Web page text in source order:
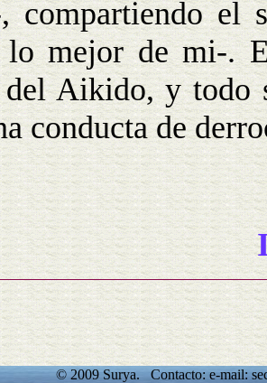
compartiendo el
mejor de mi-.
Aikido, y todo
conducta de
© 2009 Surya. Contacto: e-mail: